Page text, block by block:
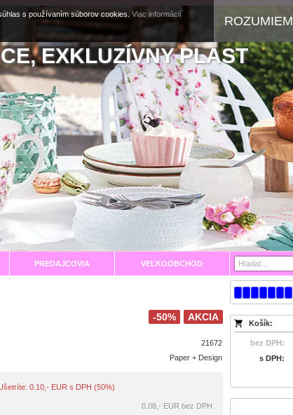
EXKLUZÍVNY PLAST
PREDAJCOVIA VEĽKOOBCHOD
Košík:
bez DPH:
s DPH:
AKCIA
-50%
21672
Paper + Design
0.10,- EUR s DPH (50%)
0.08,- EUR bez DPH
s používaním súborov cookies. Viac informácií
ROZUMIEM